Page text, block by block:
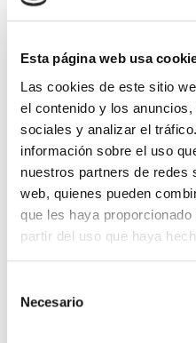
Esta página web usa
Las cookies de este sitio
el contenido y los
sociales y analizar el
información sobre el uso
nuestros partners de redes
web, quienes pueden
que les haya
partir del uso que haya
de cookies
Necesario
elPlan que hemos llevado al
de hacer posible un acuerdo
el consenso de todas las
todas las enfermedades
AEEH.
El documento que ha
que ha trabajado un equipo
clasificados en cinco ámbitos